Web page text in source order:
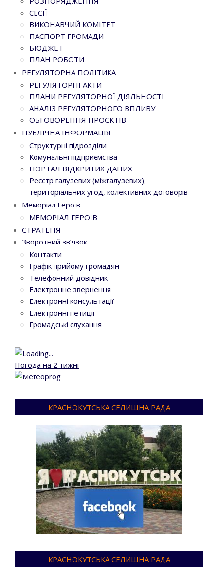
СЕСІЇ
ВИКОНАВЧИЙ КОМІТЕТ
ПАСПОРТ ГРОМАДИ
БЮДЖЕТ
ПЛАН РОБОТИ
РЕГУЛЯТОРНА ПОЛІТИКА
РЕГУЛЯТОРНІ АКТИ
ПЛАНИ РЕГУЛЯТОРНОЇ ДІЯЛЬНОСТІ
АНАЛІЗ РЕГУЛЯТОРНОГО ВПЛИВУ
ОБГОВОРЕННЯ ПРОЄКТІВ
ПУБЛІЧНА ІНФОРМАЦІЯ
Структурні підрозділи
Комунальні підприємства
ПОРТАЛ ВІДКРИТИХ ДАНИХ
Реєстр галузевих (міжгалузевих),
територіальних угод, колективних договорів
Меморіал Героїв
МЕМОРІАЛ ГЕРОЇВ
СТРАТЕГІЯ
Зворотний зв’язок
Контакти
Графік прийому громадян
Телефонний довідник
Електронне звернення
Електронні консультації
Електронні петиції
Громадські слухання
Погода на 2 тижні
КРАСНОКУТСЬКА СЕЛИЩНА РАДА
КРАСНОКУТСЬКА СЕЛИЩНА РАДА